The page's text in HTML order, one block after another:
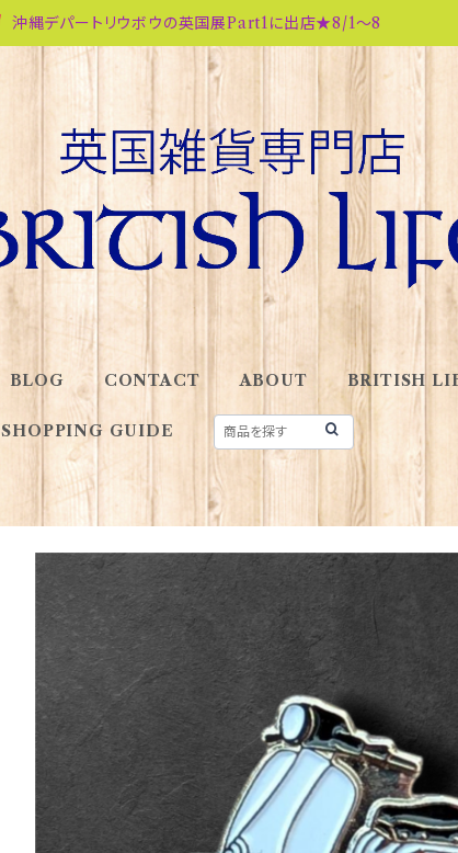
沖縄デパートリウボウの英国展Part1に出店★8/1～8
BLOG CONTACT ABOUT BRITISH
SHOPPING GUIDE